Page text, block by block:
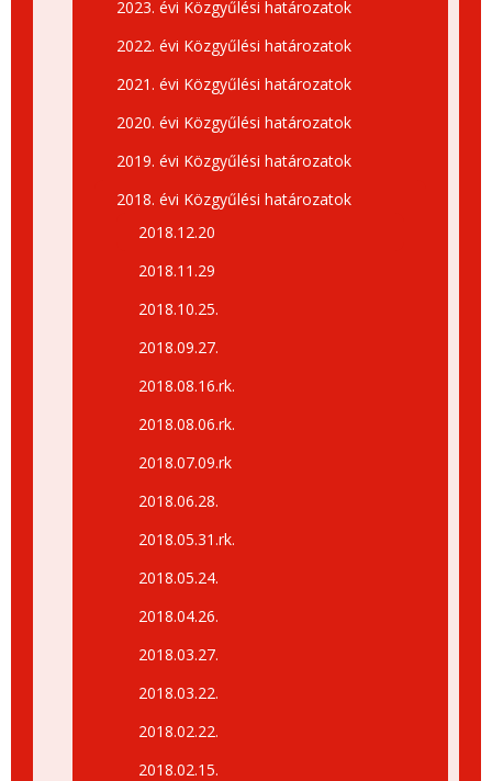
2023. évi Közgyűlési határozatok
2022. évi Közgyűlési határozatok
2021. évi Közgyűlési határozatok
2020. évi Közgyűlési határozatok
2019. évi Közgyűlési határozatok
2018. évi Közgyűlési határozatok
2018.12.20
2018.11.29
2018.10.25.
2018.09.27.
2018.08.16.rk.
2018.08.06.rk.
2018.07.09.rk
2018.06.28.
2018.05.31.rk.
2018.05.24.
2018.04.26.
2018.03.27.
2018.03.22.
2018.02.22.
2018.02.15.